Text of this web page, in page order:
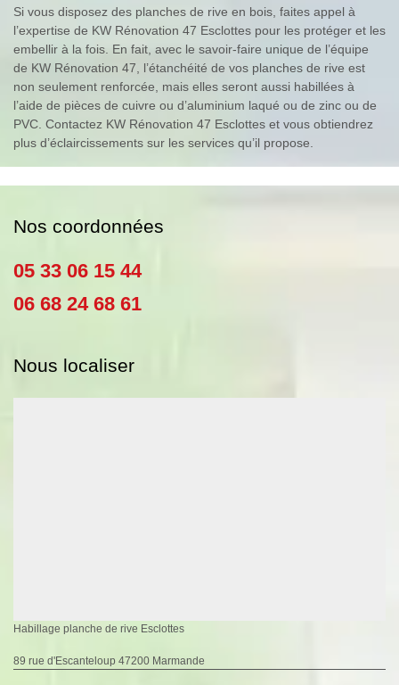
Si vous disposez des planches de rive en bois, faites appel à
l’expertise de KW Rénovation 47 Esclottes pour les protéger et les
embellir à la fois. En fait, avec le savoir-faire unique de l’équipe
de KW Rénovation 47, l’étanchéité de vos planches de rive est
non seulement renforcée, mais elles seront aussi habillées à
l’aide de pièces de cuivre ou d’aluminium laqué ou de zinc ou de
PVC. Contactez KW Rénovation 47 Esclottes et vous obtiendrez
plus d’éclaircissements sur les services qu’il propose.
Nos coordonnées
05 33 06 15 44
06 68 24 68 61
Nous localiser
Habillage planche de rive Esclottes
89 rue d'Escanteloup 47200 Marmande